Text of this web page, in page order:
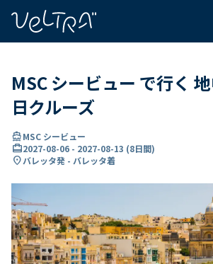
MSC シービュー で行く
日クルーズ
directions_boatMSC シービュー
card_travel2027-08-06 - 2027-08-13 (8日間)
location_onバレッタ発 - バレッタ着